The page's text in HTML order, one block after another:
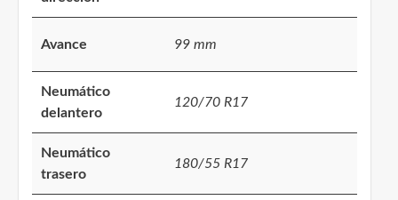
Avance 99 mm
Neumático
delantero
120/70 R17
Neumático
trasero
180/55 R17